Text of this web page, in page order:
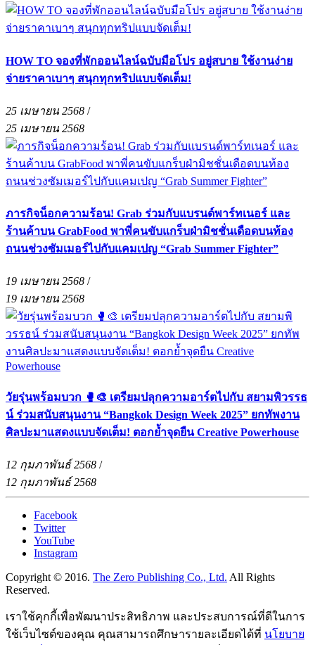
HOW TO จองที่พักออนไลน์ฉบับมือโปร อยู่สบาย ใช้งานง่าย
จ่ายราคาเบาๆ สนุกทุกทริปแบบจัดเต็ม!
25 เมษายน 2568 /
25 เมษายน 2568
ภารกิจน็อกความร้อน! Grab ร่วมกับแบรนด์พาร์ทเนอร์ และ
ร้านค้าบน GrabFood พาพี่คนขับแกร็บฝ่ามิชชั่นเดือดบนท้อง
ถนนช่วงซัมเมอร์ไปกับแคมเปญ “Grab Summer Fighter”
19 เมษายน 2568 /
19 เมษายน 2568
วัยรุ่นพร้อมบวก 🥊🎨 เตรียมปลุกความอาร์ตไปกับ สยามพิวรรธ
น์ ร่วมสนับสนุนงาน “Bangkok Design Week 2025” ยกทัพงาน
ศิลปะมาแสดงแบบจัดเต็ม! ตอกย้ำจุดยืน Creative Powerhouse
12 กุมภาพันธ์ 2568 /
12 กุมภาพันธ์ 2568
Facebook
Twitter
YouTube
Instagram
Copyright © 2016. The Zero Publishing Co., Ltd. All Rights
Reserved.
เราใช้คุกกี้เพื่อพัฒนาประสิทธิภาพ และประสบการณ์ที่ดีในการ
ใช้เว็บไซต์ของคุณ คุณสามารถศึกษารายละเอียดได้ที่ นโยบาย